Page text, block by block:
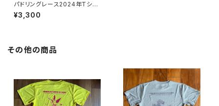
パドリングレース2024年Tシャ
ツライトブルー
¥3,300
その他の商品